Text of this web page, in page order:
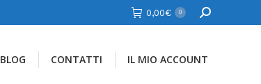
0,00€ 0 Cerca
BLOG CONTATTI IL MIO ACCOUNT